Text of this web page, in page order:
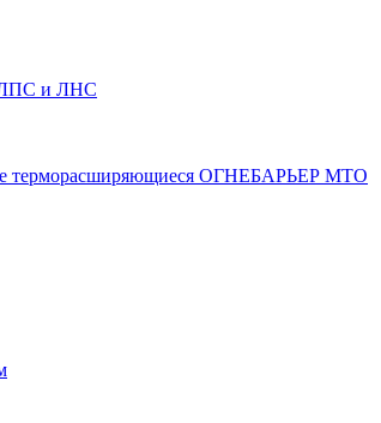
ЛПС и ЛНС
терморасширяющиеся ОГНЕБАРЬЕР МТО